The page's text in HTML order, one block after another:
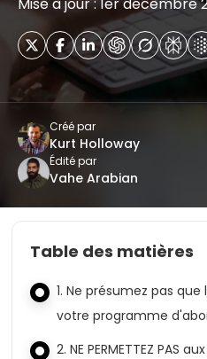
Créé par
Kurt Holloway
Édité par
Vahe Arabian
Table des matières
1. Ne présumez pas
votre programme
2. NE PERMETTEZ PAS